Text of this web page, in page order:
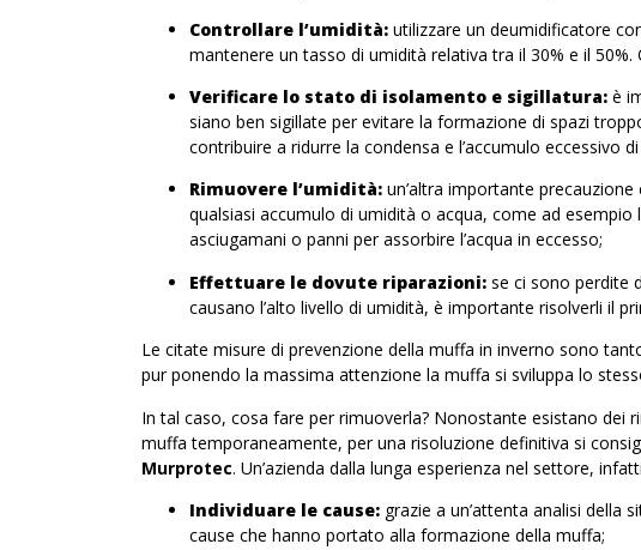
Controllare l’umidità:utilizzare un deumidificatore
mantenere untasso di umidità relativa tra il 30% e il
Verificare lo stato di isolamento e sigillatura:è
siano ben sigillate per evitare la formazione di spazi
contribuire a ridurre la condensa e l’accumulo eccessivo
Rimuovere l’umidità:un’altra importante precauzione
qualsiasi accumulo di umidità o acqua, come ad
asciugamani o panni per assorbire l’acqua in eccesso;
Effettuare le dovute riparazioni:se ci sono perdite
causano l’alto livello di umidità, è importante risolverli il
Le citate misure di prevenzione della muffa in inverno sono
pur ponendo la massima attenzione la muffa si sviluppa lo
In tal caso, cosa fare per rimuoverla? Nonostante esistano dei
muffa temporaneamente, per una risoluzione definitiva si
Murprotec. Un’azienda dalla lunga esperienza nel settore,
Individuare le cause: grazie a un’attenta analisi della
cause che hanno portato alla formazione della muffa;